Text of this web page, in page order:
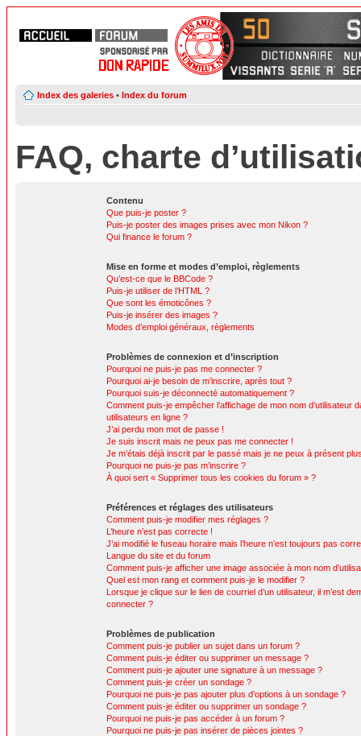
Index des galeries • Index du forum
FAQ, charte
Contenu
Que puis-je poster ?
Puis-je poster des images prises avec mon Nikon ?
Qui finance le forum ?
Mise en forme et modes d’emploi, règlements
Qu’est-ce que le BBCode ?
Puis-je utiliser de l’HTML ?
Que sont les émoticônes ?
Puis-je insérer des images ?
Modes d’emploi généraux, règlements
Problèmes de connexion et d’inscription
Pourquoi ne puis-je pas me connecter ?
Pourquoi ai-je besoin de m’inscrire, après tout ?
Pourquoi suis-je déconnecté automatiquement ?
Comment puis-je empêcher l’affichage de mon nom d’utilisateur
utilisateurs en ligne ?
J’ai perdu mon mot de passe !
Je suis inscrit mais ne peux pas me connecter !
Je m’étais déjà inscrit par le passé mais je ne peux à présent
Pourquoi ne puis-je pas m’inscrire ?
À quoi sert « Supprimer tous les cookies du forum » ?
Préférences et réglages des utilisateurs
Comment puis-je modifier mes réglages ?
L’heure n’est pas correcte !
J’ai modifié le fuseau horaire mais l’heure n’est toujours pas
Langue du site et du forum
Comment puis-je afficher une image associée à mon nom
Quel est mon rang et comment puis-je le modifier ?
Lorsque je clique sur le lien de courriel d’un utilisateur, il m’est
connecter ?
Problèmes de publication
Comment puis-je publier un sujet dans un forum ?
Comment puis-je éditer ou supprimer un message ?
Comment puis-je ajouter une signature à un message ?
Comment puis-je créer un sondage ?
Pourquoi ne puis-je pas ajouter plus d’options à un sondage ?
Comment puis-je éditer ou supprimer un sondage ?
Pourquoi ne puis-je pas accéder à un forum ?
Pourquoi ne puis-je pas insérer de pièces jointes ?